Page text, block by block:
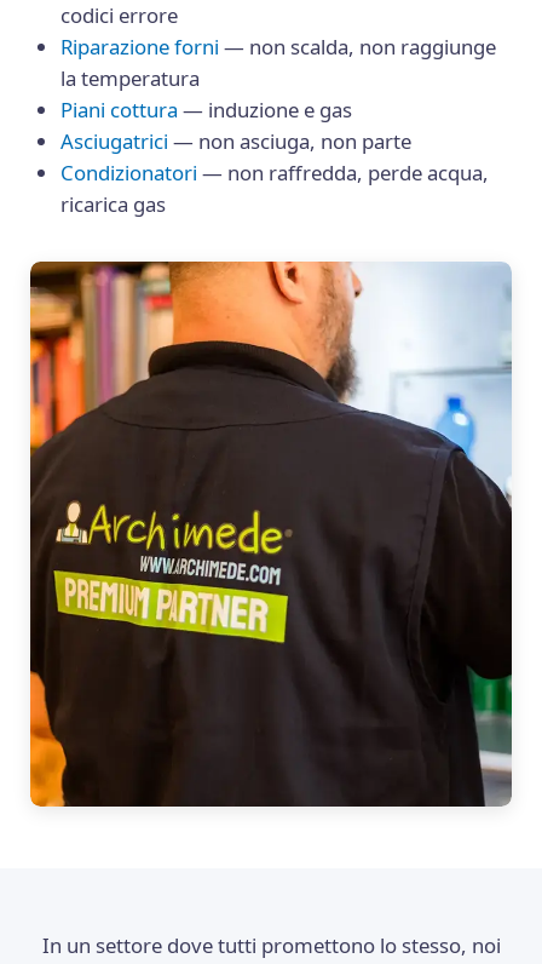
codici errore
Riparazione forni — non scalda, non raggiunge
la temperatura
Piani cottura — induzione e gas
Asciugatrici — non asciuga, non parte
Condizionatori — non raffredda, perde acqua,
ricarica gas
In un settore dove tutti promettono lo stesso, noi